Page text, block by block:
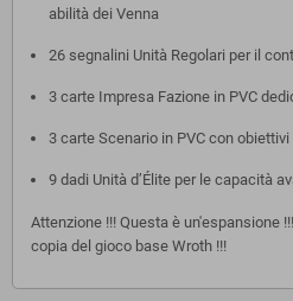
abilità dei Venna
26 segnalini Unità Regolari per il
3 carte Impresa Fazione in PVC
3 carte Scenario in PVC con
9 dadi Unità d’Élite per le capacità
Attenzione !!! Questa è un'espansione
copia del gioco base Wroth !!!